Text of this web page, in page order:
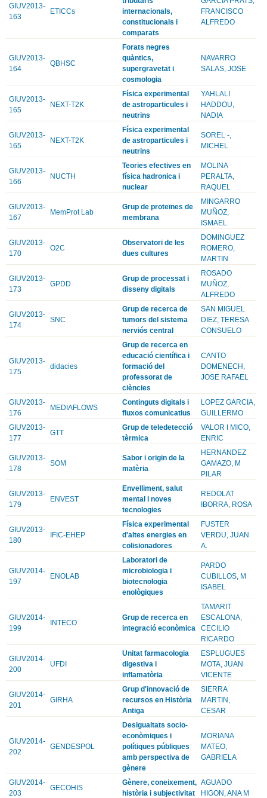
GIUV2013-
163
ETICCs
internacionals,
constitucionals i
comparats
FRANCISCO
ALFREDO
GIUV2013-
164
QBHSC
Forats negres
quàntics,
supergravetat i
cosmologia
NAVARRO
SALAS, JOSE
GIUV2013-
165
NEXT-T2K
Física experimental
de astroparticules i
neutrins
YAHLALI
HADDOU,
NADIA
GIUV2013-
165
NEXT-T2K
Física experimental
de astroparticules i
neutrins
SOREL -,
MICHEL
GIUV2013-
166
NUCTH
Teories efectives en
física hadronica i
nuclear
MOLINA
PERALTA,
RAQUEL
GIUV2013-
167
MemProt Lab
Grup de proteïnes de
membrana
MINGARRO
MUÑOZ,
ISMAEL
GIUV2013-
170
O2C
Observatori de les
dues cultures
DOMINGUEZ
ROMERO,
MARTIN
GIUV2013-
173
GPDD
Grup de processat i
disseny digitals
ROSADO
MUÑOZ,
ALFREDO
GIUV2013-
174
SNC
Grup de recerca de
tumors del sistema
nerviós central
SAN MIGUEL
DIEZ, TERESA
CONSUELO
GIUV2013-
175
didacies
Grup de recerca en
educació científica i
formació del
professorat de
ciències
CANTO
DOMENECH,
JOSE RAFAEL
GIUV2013-
176
MEDIAFLOWS
Continguts digitals i
fluxos comunicatius
LOPEZ GARCIA,
GUILLERMO
GIUV2013-
177
GTT
Grup de teledetecció
tèrmica
VALOR I MICO,
ENRIC
GIUV2013-
178
SOM
Sabor i origin de la
matèria
HERNANDEZ
GAMAZO, M
PILAR
GIUV2013-
179
ENVEST
Envelliment, salut
mental i noves
tecnologies
REDOLAT
IBORRA, ROSA
GIUV2013-
180
IFIC-EHEP
Física experimental
d'altes energies en
colisionadores
FUSTER
VERDU, JUAN
A.
GIUV2014-
197
ENOLAB
Laboratori de
microbiologia i
biotecnologia
enològiques
PARDO
CUBILLOS, M
ISABEL
GIUV2014-
199
INTECO
Grup de recerca en
integració econòmica
TAMARIT
ESCALONA,
CECILIO
RICARDO
GIUV2014-
200
UFDI
Unitat farmacologia
digestiva i
inflamatòria
ESPLUGUES
MOTA, JUAN
VICENTE
GIUV2014-
201
GIRHA
Grup d'innovació de
recursos en Història
Antiga
SIERRA
MARTIN,
CESAR
GIUV2014-
202
GENDESPOL
Desigualtats socio-
econòmiques i
polítiques públiques
amb perspectiva de
gènere
MORIANA
MATEO,
GABRIELA
GIUV2014-
203
GECOHIS
Gènere, coneixement,
història i subjectivitat
AGUADO
HIGON, ANA M